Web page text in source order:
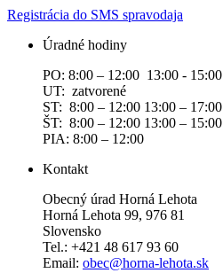
Registrácia do SMS spravodaja
Úradné hodiny
PO: 8:00 – 12:00 13:00 - 15:00
UT: zatvorené
ST: 8:00 – 12:00 13:00 – 17:00
ŠT: 8:00 – 12:00 13:00 – 15:00
PIA: 8:00 – 12:00
Kontakt
Obecný úrad Horná Lehota
Horná Lehota 99, 976 81
Slovensko
Tel.: +421 48 617 93 60
Email: obec@horna-lehota.sk